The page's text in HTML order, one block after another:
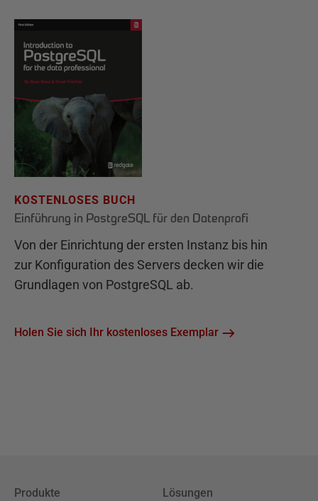
KOSTENLOSES BUCH
Einführung in PostgreSQL für den Datenprofi
Von der Einrichtung der ersten Instanz bis hin
zur Konfiguration des Servers decken wir die
Grundlagen von PostgreSQL ab.
Holen Sie sich Ihr kostenloses Exemplar
Produkte Lösungen